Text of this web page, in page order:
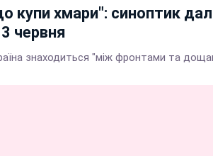
купи хмари": синоптик
червня
знаходиться "між фронтами та